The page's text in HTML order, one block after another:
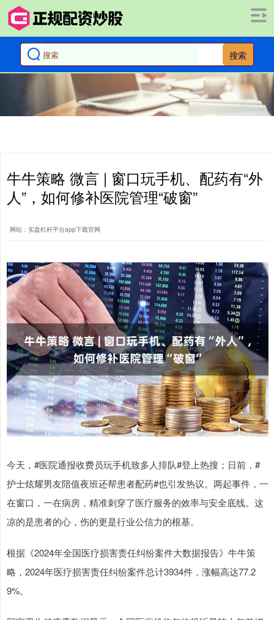
搜索
牛牛策略 微言 | 窗口玩手机、配药有“外
人”，如何修补医院管理“破窗”
网站：实盘杠杆平台app下载官网
今天，#医院通报收费员玩手机致多人排队#登上热搜；日前，#
护士炫耀男友陪值夜班还帮患者配药#也引发热议。两起事件，一
在窗口，一在病房，精准刺穿了医疗服务的效率与安全底线。这
凉的是患者的心，伤的更是行业公信力的根基。
根据《2024年全国医疗损害责任纠纷案件大数据报告》牛牛策
略，2024年医疗损害责任纠纷案件总计3934件，涨幅高达77.2
9%。